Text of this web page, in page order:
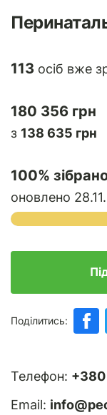
113 осіб вже
180 356 грн
з 138 635 грн
100%
оновлено
Поділитись:
Телефон:
Email: